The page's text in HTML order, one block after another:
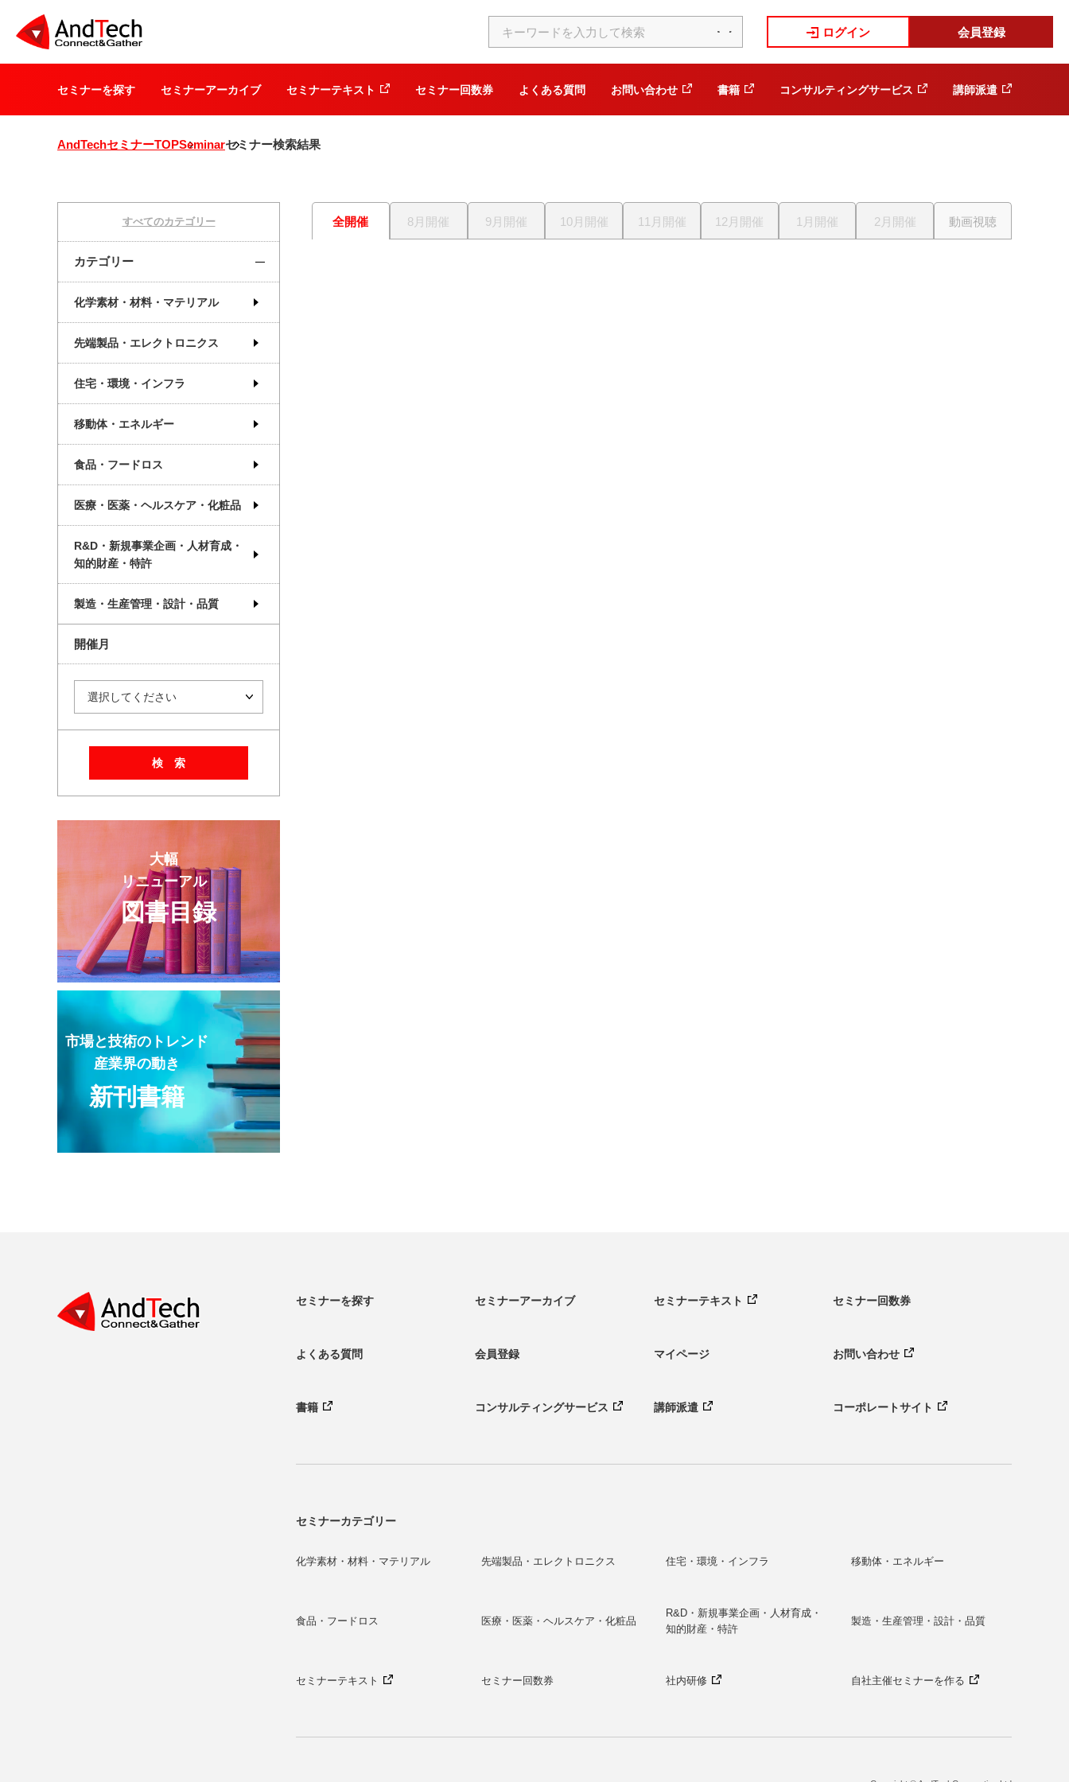
ログイン 会員登録
セミナーを探す セミナーアーカイブ セミナーテキスト セミナー回数券 よくある質問 お問い合わせ 書籍 コンサルティングサービス 講師派遣
AndTechセミナーTOPSeminarセミナー検索結果
全開催 8月開催 9月開催 10月開催 11月開催 12月開催 1月開催 2月開催 動画視聴
すべてのカテゴリー
カテゴリー
化学素材・材料・マテリアル
先端製品・エレクトロニクス
住宅・環境・インフラ
移動体・エネルギー
食品・フードロス
医療・医薬・ヘルスケア・化粧品
R&D・新規事業企画・人材育成・
知的財産・特許
製造・生産管理・設計・品質
開催月
検 索
大幅
リニューアル
図書目録
市場と技術のトレンド
産業界の動き
新刊書籍
セミナーを探す セミナーアーカイブ セミナーテキスト セミナー回数券
よくある質問 会員登録 マイページ お問い合わせ
書籍 コンサルティングサービス 講師派遣 コーポレートサイト
セミナーカテゴリー
化学素材・材料・マテリアル 先端製品・エレクトロニクス 住宅・環境・インフラ 移動体・エネルギー
食品・フードロス 医療・医薬・ヘルスケア・化粧品
R&D・新規事業企画・人材育成・
知的財産・特許
製造・生産管理・設計・品質
セミナーテキスト セミナー回数券 社内研修 自社主催セミナーを作る